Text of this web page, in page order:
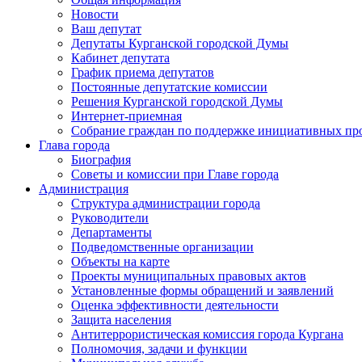
Новости
Ваш депутат
Депутаты Курганской городской Думы
Кабинет депутата
График приема депутатов
Постоянные депутатские комиссии
Решения Курганской городской Думы
Интернет-приемная
Собрание граждан по поддержке инициативных
Глава города
Биография
Советы и комиссии при Главе города
Администрация
Структура администрации города
Руководители
Департаменты
Подведомственные организации
Объекты на карте
Проекты муниципальных правовых актов
Установленные формы обращений и заявлений
Оценка эффективности деятельности
Защита населения
Антитеррористическая комиссия города Кургана
Полномочия, задачи и функции